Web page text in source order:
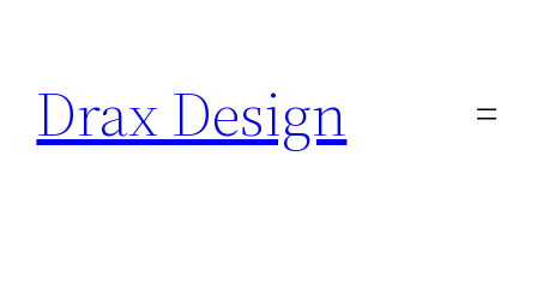
contenido
Drax Design